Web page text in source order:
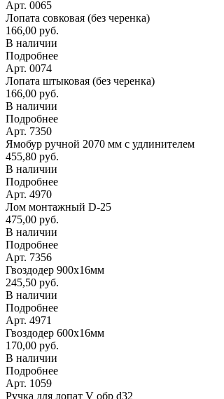
Арт. 0065
Лопата совковая (без черенка)
166,00 руб.
В наличии
Подробнее
Арт. 0074
Лопата штыковая (без черенка)
166,00 руб.
В наличии
Подробнее
Арт. 7350
Ямобур ручной 2070 мм с удлинителем
455,80 руб.
В наличии
Подробнее
Арт. 4970
Лом монтажный D-25
475,00 руб.
В наличии
Подробнее
Арт. 7356
Гвоздодер 900х16мм
245,50 руб.
В наличии
Подробнее
Арт. 4971
Гвоздодер 600х16мм
170,00 руб.
В наличии
Подробнее
Арт. 1059
Ручка для лопат V обр d32